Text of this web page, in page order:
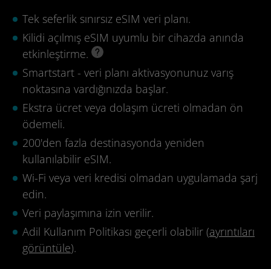
Tek seferlik sınırsız eSIM veri planı.
Kilidi açılmış eSIM uyumlu bir cihazda anında
etkinleştirme.
Smartstart - veri planı aktivasyonunuz varış
noktasına vardığınızda başlar.
Ekstra ücret veya dolaşım ücreti olmadan ön
ödemeli.
200'den fazla destinasyonda yeniden
kullanılabilir eSIM.
Wi-Fi veya veri kredisi olmadan uygulamada şarj
edin.
Veri paylaşımına izin verilir.
Adil Kullanım Politikası geçerli olabilir (ayrıntıları
görüntüle).